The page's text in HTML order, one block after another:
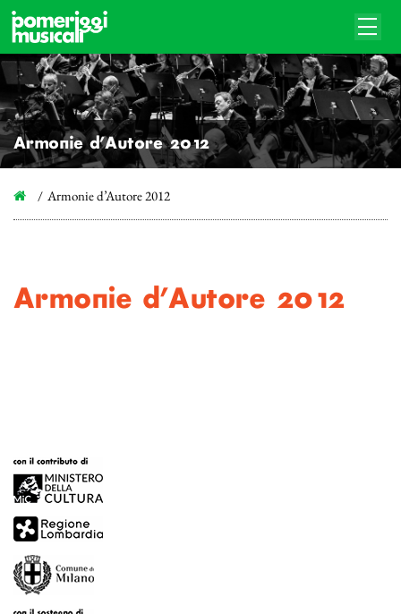
Armonie d’Autore 2012
Armonie d’Autore 2012
Armonie d’Autore 2012